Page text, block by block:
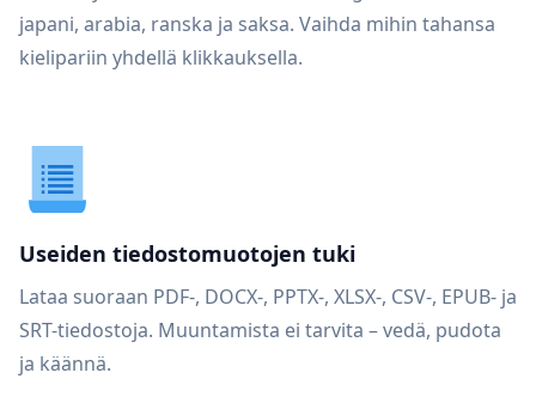
japani, arabia, ranska ja saksa. Vaihda mihin tahansa
kielipariin yhdellä klikkauksella.
Useiden tiedostomuotojen tuki
Lataa suoraan PDF-, DOCX-, PPTX-, XLSX-, CSV-, EPUB- ja
SRT-tiedostoja. Muuntamista ei tarvita – vedä, pudota
ja käännä.